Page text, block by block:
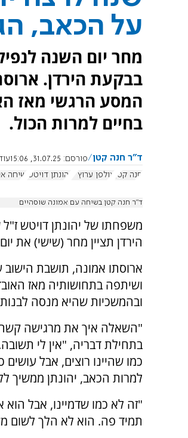
על הכאב,
מחר יום השנה
המסע הרגשי מאז
בחיים למרות הכול.
ד"ר חנה קטן פורסם: 31.07.25, 15:06
חנה קטן
אולפן ערוץ 7 יהונתן דויטש שיחה
ד”ר חנה קטן בשיחה עם אמונה שוסהיים
משפחתו של יהונתן דויטש
הירדן תציין מחר (שישי) את
ושיתפה בתחושותיה מאז
ובהמשכיות שהיא מנסה
"השאלה איך את מרגישה
בתחילת דבריה, "אין לי
כמו שהיינו רוצים, אבל עושים
למרות הכאב, יהונתן ממשיך
"זה לא כמו שדמיינו, אבל הוא
תמיד פה. הוא לא הלך לשום